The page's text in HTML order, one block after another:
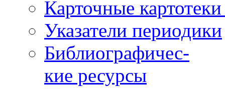
Карточные
Указатели периодики
Библиографичес-
кие ресурсы